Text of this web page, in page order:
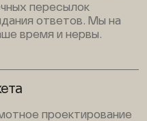
пересылок
ответов. Мы на
время и нервы.
проектирование